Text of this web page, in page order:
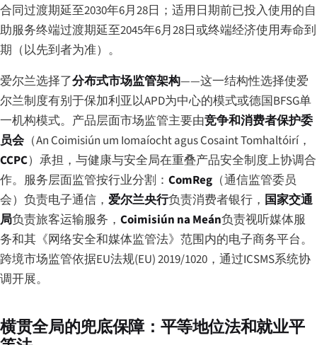
合同过渡期延至2030年6月28日；适用日期前已投入使用的自
助服务终端过渡期延至2045年6月28日或终端经济使用寿命到
期（以先到者为准）。
爱尔兰选择了分布式市场监管架构——这一结构性选择使爱
尔兰制度有别于保加利亚以APD为中心的模式或德国BFSG单
一机构模式。产品层面市场监管主要由竞争和消费者保护委
员会 （An Coimisiún um Iomaíocht agus Cosaint Tomhaltóirí，
CCPC）承担，与健康与安全局在重叠产品安全制度上协调合
作。服务层面监管按行业分割： ComReg （通信监管委员
会）负责电子通信， 爱尔兰央行负责消费者银行， 国家交通
局负责旅客运输服务， Coimisiún na Meán负责视听媒体服
务和其《网络安全和媒体监管法》范围内的电子商务平台。
跨境市场监管依据EU法规(EU) 2019/1020，通过ICSMS系统协
调开展。
横贯全局的兜底保障：平等地位法和就业平